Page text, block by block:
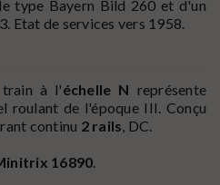
type Bayern Bild 260 et d'un
Etat de services vers 1958.
à l'échelle N représente
roulant de l'époque III. Conçu
continu 2 rails , DC.
16890